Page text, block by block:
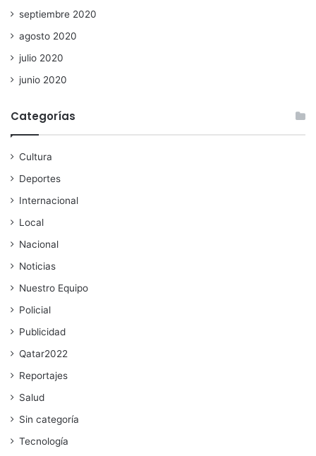
septiembre 2020
agosto 2020
julio 2020
junio 2020
Categorías
Cultura
Deportes
Internacional
Local
Nacional
Noticias
Nuestro Equipo
Policial
Publicidad
Qatar2022
Reportajes
Salud
Sin categoría
Tecnología